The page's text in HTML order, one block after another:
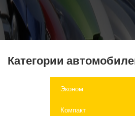
Категории
Эконом
Компакт